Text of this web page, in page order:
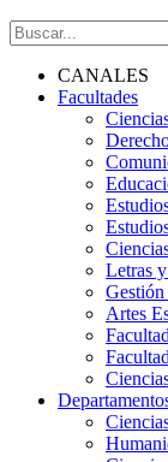
CANALES
Facultades
Letras
Artes